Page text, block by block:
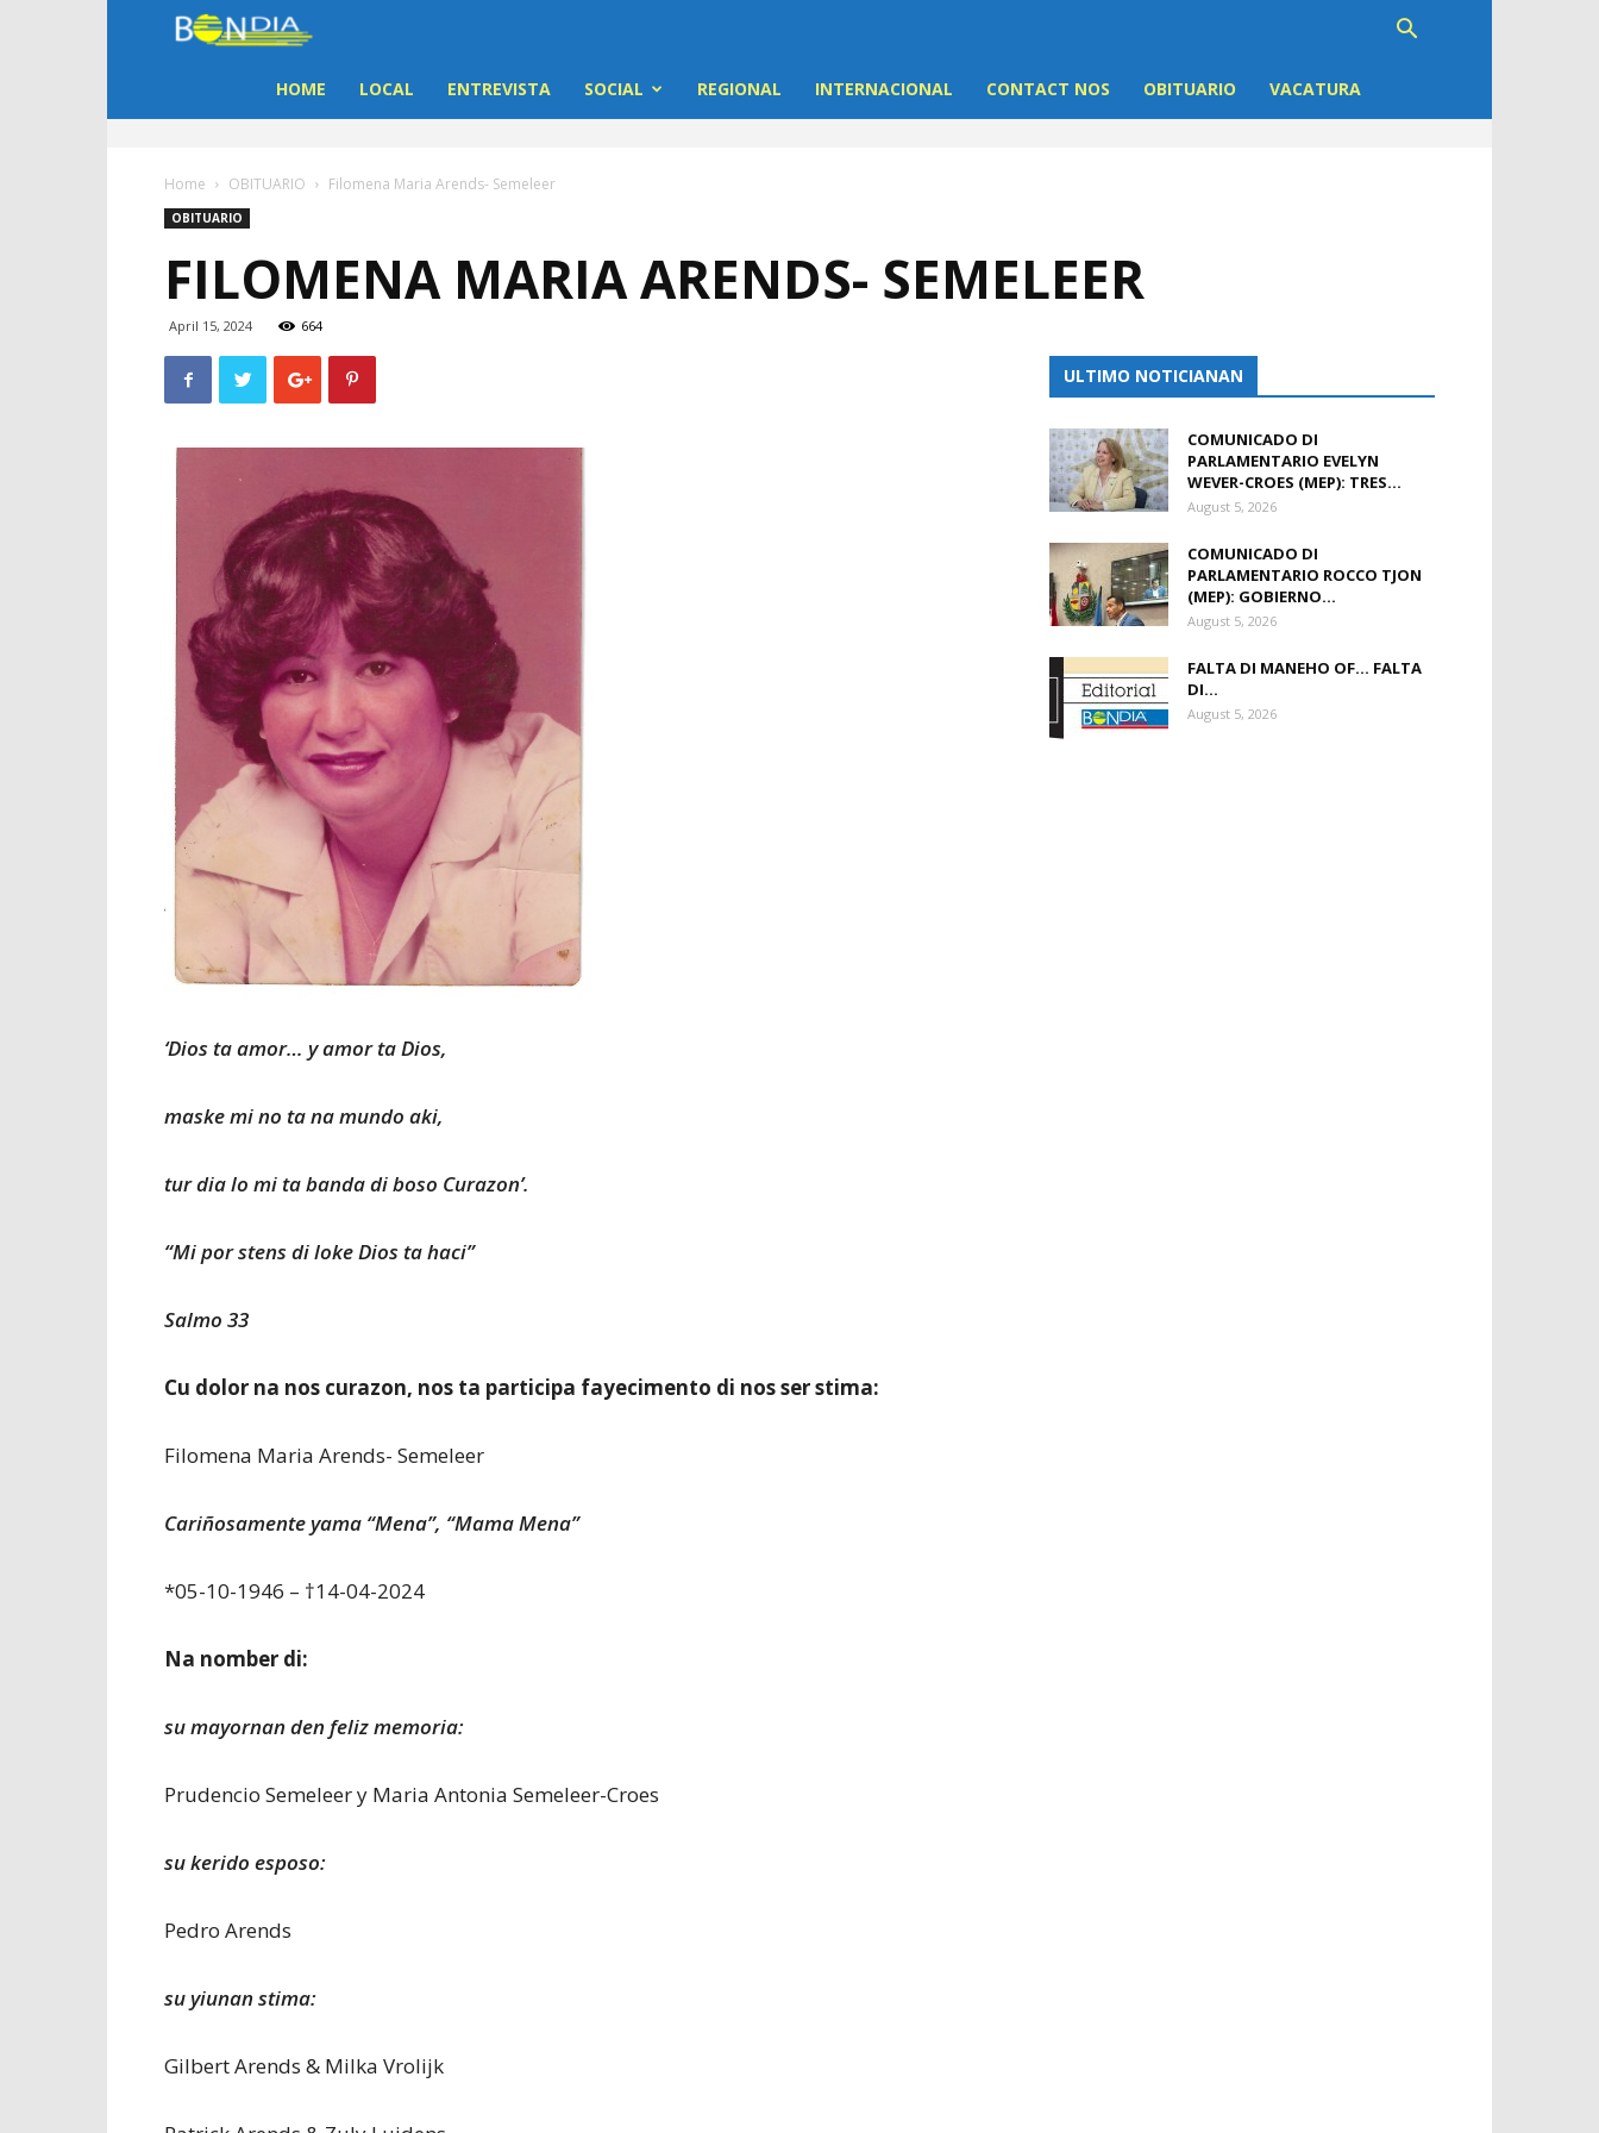
Dia
Noticia
di
Aruba
HOME LOCAL ENTREVISTA SOCIAL REGIONAL INTERNACIONAL CONTACT NOS OBITUARIO VACATURA
Home OBITUARIO Filomena Maria Arends- Semeleer
OBITUARIO
FILOMENA MARIA ARENDS- SEMELEER
April 15, 2024 664
‘Dios ta amor… y amor ta Dios,
maske mi no ta na mundo aki,
tur dia lo mi ta banda di boso Curazon’.
“Mi por stens di loke Dios ta haci”
Salmo 33
Cu dolor na nos curazon, nos ta participa fayecimento di nos ser stima:
Filomena Maria Arends- Semeleer
Cariñosamente yama “Mena”, “Mama Mena”
*05-10-1946 – †14-04-2024
Na nomber di:
su mayornan den feliz memoria:
Prudencio Semeleer y Maria Antonia Semeleer-Croes
su kerido esposo:
Pedro Arends
su yiunan stima:
Gilbert Arends & Milka Vrolijk
ULTIMO NOTICIANAN
COMUNICADO DI
PARLAMENTARIO EVELYN
WEVER-CROES (MEP): TRES...
August 5, 2026
COMUNICADO DI
PARLAMENTARIO ROCCO TJON
(MEP): GOBIERNO...
August 5, 2026
FALTA DI MANEHO OF… FALTA
DI...
August 5, 2026